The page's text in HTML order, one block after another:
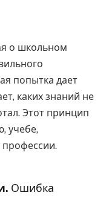
о школьном
попытка дает
каких знаний не
Этот принцип
учебе,
Ошибка